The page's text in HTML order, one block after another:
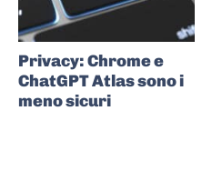
Privacy: Chrome e
ChatGPT Atlas sono i
meno sicuri